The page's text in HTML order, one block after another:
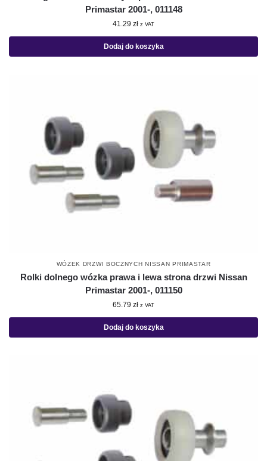
Primastar 2001-, 011148
41.29 zł z VAT
Dodaj do koszyka
WÓZEK DRZWI BOCZNYCH NISSAN PRIMASTAR
Rolki dolnego wózka prawa i lewa strona drzwi Nissan
Primastar 2001-, 011150
65.79 zł z VAT
Dodaj do koszyka